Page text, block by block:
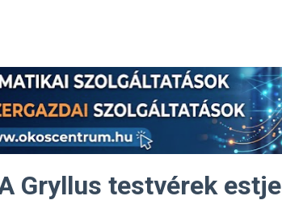
Gryllus testvérek estje